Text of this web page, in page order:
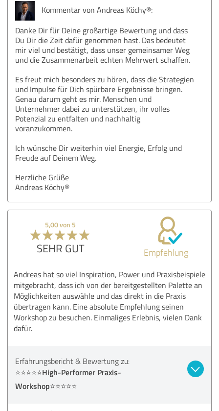
Kommentar von Andreas Köchy®:
Danke Dir für Deine großartige Bewertung und dass
Du Dir die Zeit dafür genommen hast. Das bedeutet
mir viel und bestätigt, dass unser gemeinsamer Weg
und die Zusammenarbeit echten Mehrwert schaffen.
Es freut mich besonders zu hören, dass die Strategien
und Impulse für Dich spürbare Ergebnisse bringen.
Genau darum geht es mir. Menschen und
Unternehmer dabei zu unterstützen, ihr volles
Potenzial zu entfalten und nachhaltig
voranzukommen.
Ich wünsche Dir weiterhin viel Energie, Erfolg und
Freude auf Deinem Weg.
Herzliche Grüße
Andreas Köchy®
5,00 von 5
SEHR GUT Empfehlung
Andreas hat so viel Inspiration, Power und Praxisbeispiele
mitgebracht, dass ich von der bereitgestellten Palette an
Möglichkeiten auswähle und das direkt in die Praxis
übertragen kann. Eine absolute Empfehlung seinen
Workshop zu besuchen. Einmaliges Erlebnis, vielen Dank
dafür.
Erfahrungsbericht & Bewertung zu:
⭐⭐⭐⭐⭐High-Performer Praxis-
Workshop⭐⭐⭐⭐⭐